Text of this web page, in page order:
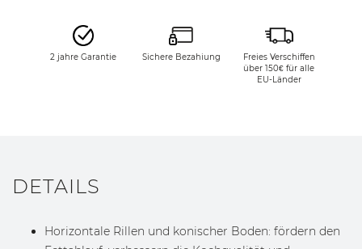
2 jahre Garantie Sichere Bezahiung
Freies Verschiffen
über 150€ für alle
EU-Länder
DETAILS
Horizontale Rillen und konischer Boden: fördern den